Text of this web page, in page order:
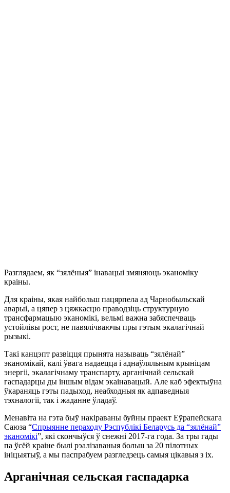
Разглядаем, як “зялёныя” інавацыі змяняюць эканоміку
краіны.
Для краіны, якая найбольш пацярпела ад Чарнобыльскай
аварыі, а цяпер з цяжкасцю праводзіць структурную
трансфармацыю эканомікі, вельмі важна забяспечваць
устойлівы рост, не павялічваючы пры гэтым экалагічнай
рызыкі.
Такі канцэпт развіцця прынята называць “зялёнай”
эканомікай, калі ўвага надаецца і аднаўляльным крыніцам
энергіі, экалагічнаму транспарту, арганічнай сельскай
гаспадарцы ды іншым відам экаінавацый. Але каб эфектыўна
ўкараняць гэты падыход, неабходныя як адпаведныя
тэхналогіі, так і жаданне ўладаў.
Менавіта на гэта быў накіраваны буйны праект Еўрапейскага
Саюза “Спрыянне пераходу Рэспублікі Беларусь да “зялёнай”
эканомікі”, які скончыўся ў снежні 2017-га года. За тры гады
па ўсёй краіне былі рэалізаваныя больш за 20 пілотных
ініцыятыў, а мы паспрабуем разгледзець самыя цікавыя з іх.
Арганічная сельская гаспадарка